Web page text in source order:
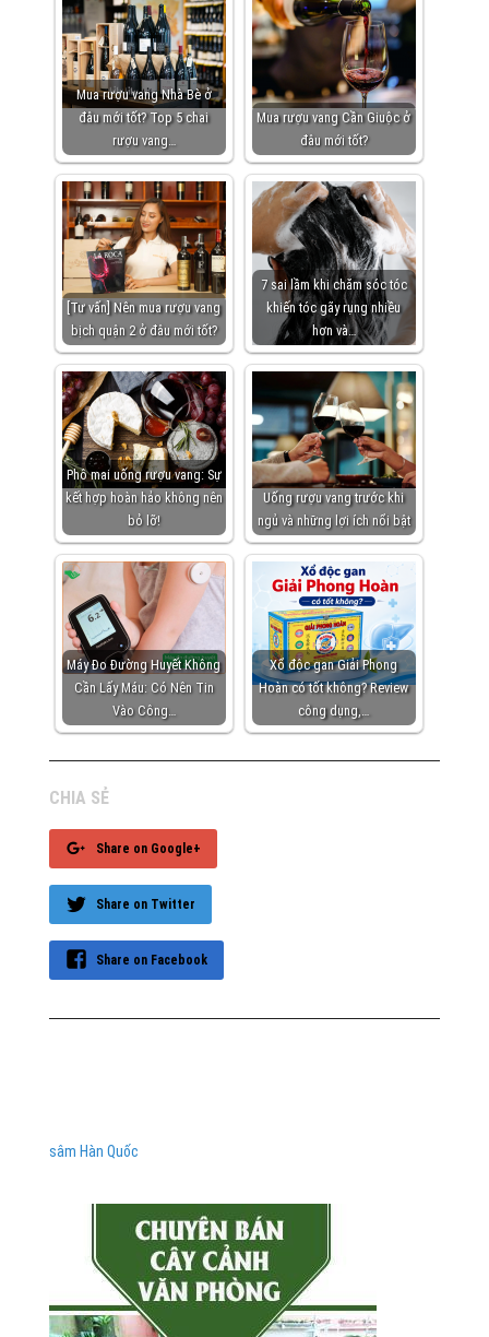
Mua rượu vang Nhà Bè ở
đâu mới tốt? Top 5 chai
rượu vang…
Mua rượu vang Cần Giuộc ở
đâu mới tốt?
[Tư vấn] Nên mua rượu vang
bịch quận 2 ở đâu mới tốt?
7 sai lầm khi chăm sóc tóc
khiến tóc gãy rụng nhiều
hơn và…
Phô mai uống rượu vang: Sự
kết hợp hoàn hảo không nên
bỏ lỡ!
Uống rượu vang trước khi
ngủ và những lợi ích nổi bật
Máy Đo Đường Huyết Không
Cần Lấy Máu: Có Nên Tin
Vào Công…
Xổ độc gan Giải Phong
Hoàn có tốt không? Review
công dụng,…
CHIA SẺ
Share on Google+
Share on Twitter
Share on Facebook
sâm Hàn Quốc